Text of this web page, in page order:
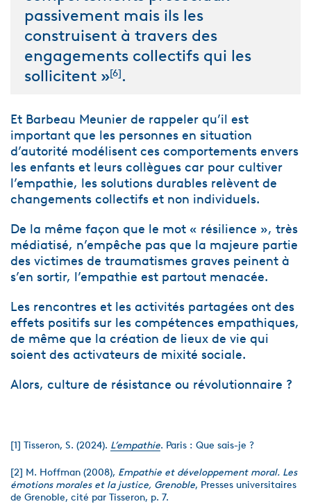
passivement mais ils les
construisent à travers des
engagements collectifs qui les
sollicitent »[6].
Et Barbeau Meunier de rappeler qu’il est
important que les personnes en situation
d’autorité modélisent ces comportements envers
les enfants et leurs collègues car pour cultiver
l’empathie, les solutions durables relèvent de
changements collectifs et non individuels.
De la même façon que le mot « résilience », très
médiatisé, n’empêche pas que la majeure partie
des victimes de traumatismes graves peinent à
s’en sortir, l’empathie est partout menacée.
Les rencontres et les activités partagées ont des
effets positifs sur les compétences empathiques,
de même que la création de lieux de vie qui
soient des activateurs de mixité sociale.
Alors, culture de résistance ou révolutionnaire ?
[1] Tisseron, S. (2024). L’empathie. Paris : Que sais-je ?
[2] M. Hoffman (2008), Empathie et développement moral. Les
émotions morales et la justice, Grenoble, Presses universitaires
de Grenoble, cité par Tisseron, p. 7.